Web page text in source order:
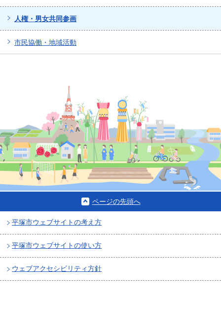
人権・男女共同参画
市民協働・地域活動
ページの先頭へ
平塚市ウェブサイトの考え方
平塚市ウェブサイトの使い方
ウェブアクセシビリティ方針